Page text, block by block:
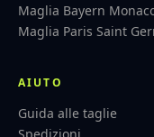
Maglia Bayern
Maglia Paris Saint
AIUTO
Guida alle taglie
Spedizioni